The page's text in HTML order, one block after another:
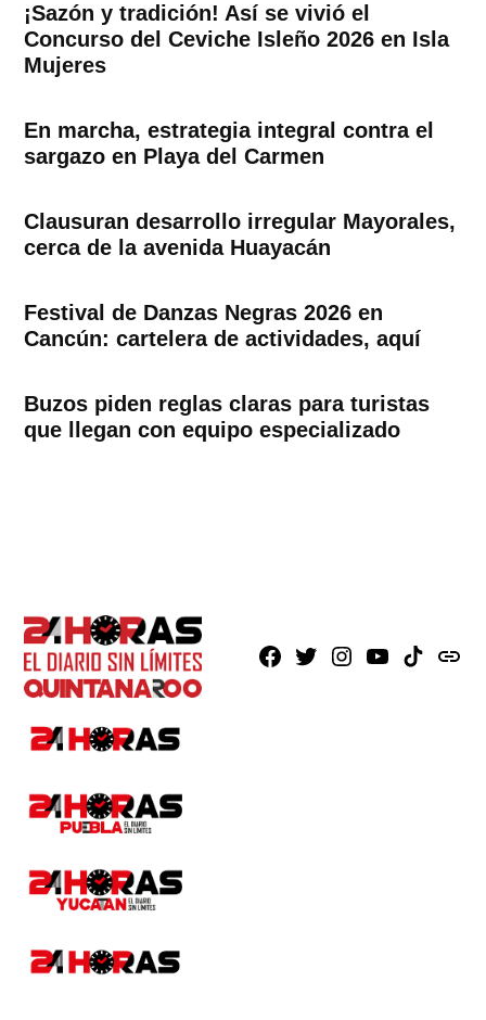
¡Sazón y tradición! Así se vivió el
Concurso del Ceviche Isleño 2026 en Isla
Mujeres
En marcha, estrategia integral contra el
sargazo en Playa del Carmen
Clausuran desarrollo irregular Mayorales,
cerca de la avenida Huayacán
Festival de Danzas Negras 2026 en
Cancún: cartelera de actividades, aquí
Buzos piden reglas claras para turistas
que llegan con equipo especializado
Facebook
X Instagram
YoutubeTikTokissuu